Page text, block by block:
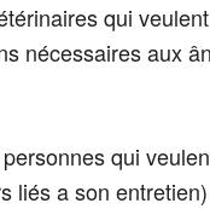
qui
nécessaires aux
qui
liés a son